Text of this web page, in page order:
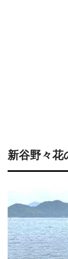
新谷野々花